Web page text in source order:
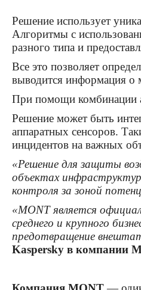
Решение использует
Алгоритмы с
разного типа и
Все это позволяет
выводится информация о
При помощи комбинации
Решение может быть
аппаратных сенсоров.
инцидентов на важных
«Решение для защиты
объектах
контроля за зоной
«MONT является
среднего и крупного
предотвращение
Kaspersky в компании